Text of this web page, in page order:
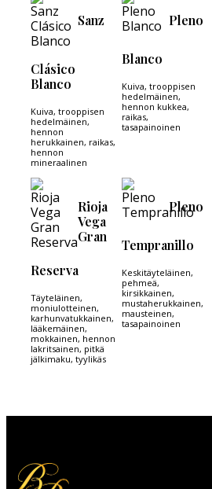
Sanz
Clásico
Blanco
Kuiva, trooppisen
hedelmäinen,
hennon
herukkainen, raikas,
hennon
mineraalinen
Pleno
Blanco
Kuiva, trooppisen
hedelmäinen,
hennon kukkea,
raikas,
tasapainoinen
Rioja
Vega
Gran
Reserva
Täyteläinen,
moniulotteinen,
karhunvatukkainen,
lääkemäinen,
mokkainen, hennon
lakritsainen, pitkä
jälkimaku, tyylikäs
Pleno
Tempranillo
Keskitäyteläinen,
pehmeä,
kirsikkainen,
mustaherukkainen,
mausteinen,
tasapainoinen